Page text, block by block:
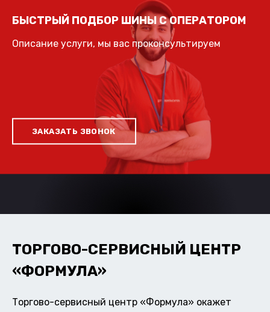
БЫСТРЫЙ ПОДБОР ШИНЫ С ОПЕРАТОРОМ
Описание услуги, мы вас проконсультируем
ЗАКАЗАТЬ ЗВОНОК
ТОРГОВО-СЕРВИСНЫЙ ЦЕНТР
«ФОРМУЛА»
Торгово-сервисный центр «Формула» окажет